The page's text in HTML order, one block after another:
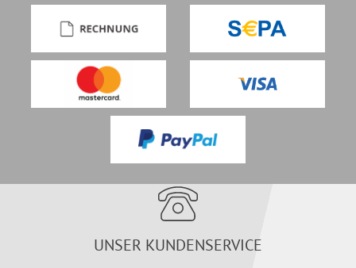
UNSER KUNDENSERVICE